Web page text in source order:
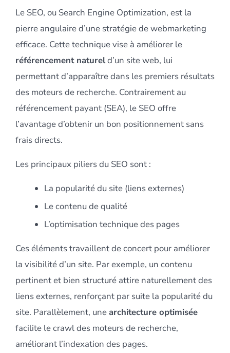
Le SEO, ou Search Engine Optimization, est la
pierre angulaire d’une stratégie de webmarketing
efficace. Cette technique vise à améliorer le
référencement natureld’un site web, lui
permettant d’apparaître dans les premiers résultats
des moteurs de recherche. Contrairement au
référencement payant (SEA), le SEO offre
l’avantage d’obtenir un bon positionnement sans
frais directs.
Les principaux piliers du SEO sont :
La popularité du site (liens externes)
Le contenu de qualité
L’optimisation technique des pages
Ces éléments travaillent de concert pour améliorer
la visibilité d’un site. Par exemple, un contenu
pertinent et bien structuré attire naturellement des
liens externes, renforçant par suite la popularité du
site. Parallèlement, unearchitecture optimisée
facilite le crawl des moteurs de recherche,
améliorant l’indexation des pages.